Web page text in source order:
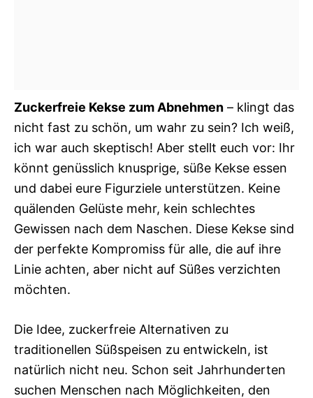
Zuckerfreie Kekse zum Abnehmen – klingt das
nicht fast zu schön, um wahr zu sein? Ich weiß,
ich war auch skeptisch! Aber stellt euch vor: Ihr
könnt genüsslich knusprige, süße Kekse essen
und dabei eure Figurziele unterstützen. Keine
quälenden Gelüste mehr, kein schlechtes
Gewissen nach dem Naschen. Diese Kekse sind
der perfekte Kompromiss für alle, die auf ihre
Linie achten, aber nicht auf Süßes verzichten
möchten.
Die Idee, zuckerfreie Alternativen zu
traditionellen Süßspeisen zu entwickeln, ist
natürlich nicht neu. Schon seit Jahrhunderten
suchen Menschen nach Möglichkeiten, den